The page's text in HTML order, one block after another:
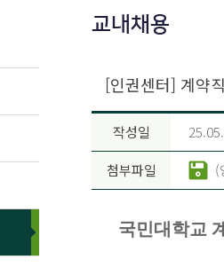
교내채용
[인권센터] 계약
작성일
첨부파일 (
국민대학교